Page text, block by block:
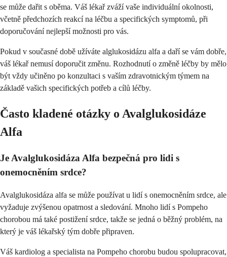
se může dařit s oběma. Váš lékař zváží vaše individuální okolnosti,
včetně předchozích reakcí na léčbu a specifických symptomů, při
doporučování nejlepší možnosti pro vás.
Pokud v současné době užíváte alglukosidázu alfa a daří se vám dobře,
váš lékař nemusí doporučit změnu. Rozhodnutí o změně léčby by mělo
být vždy učiněno po konzultaci s vaším zdravotnickým týmem na
základě vašich specifických potřeb a cílů léčby.
Často kladené otázky o Avalglukosidáze
Alfa
Je Avalglukosidáza Alfa bezpečná pro lidi s
onemocněním srdce?
Avalglukosidáza alfa se může používat u lidí s onemocněním srdce, ale
vyžaduje zvýšenou opatrnost a sledování. Mnoho lidí s Pompeho
chorobou má také postižení srdce, takže se jedná o běžný problém, na
který je váš lékařský tým dobře připraven.
Váš kardiolog a specialista na Pompeho chorobu budou spolupracovat,